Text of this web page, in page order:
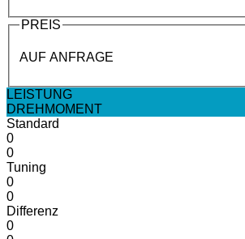
PREIS
AUF ANFRAGE
LEISTUNG
DREHMOMENT
Standard
0
0
Tuning
0
0
Differenz
0